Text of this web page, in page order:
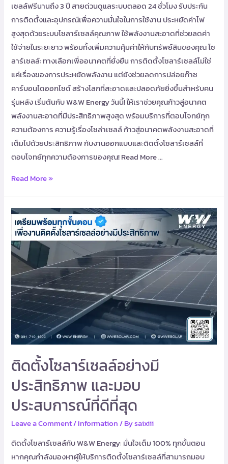
เซลล์ฟรีนานถึง 3 ปี สายด่วนดูแลระบบตลอด 24 ชั่วโมง รับประกัน
การติดตั้งและอุปกรณ์เพื่อความมั่นใจในการใช้งาน ประหยัดค่าไฟ
สูงสุดด้วยระบบโซลาร์เซลล์คุณภาพ ใช้พลังงานสะอาดที่ช่วยลดค่า
ใช้จ่ายในระยะยาว พร้อมทั้งเพิ่มความคุ้มค่าให้กับทรัพย์สินของคุณ โซ
ลาร์เซลล์: ทางเลือกเพื่ออนาคตที่ยั่งยืน การติดตั้งโซลาร์เซลล์ไม่ใช่
แค่เรื่องของการประหยัดพลังงาน แต่ยังช่วยลดการปล่อยก๊าซ
คาร์บอนไดออกไซด์ สร้างโลกที่สะอาดและปลอดภัยยิ่งขึ้นสำหรับคน
รุ่นหลัง เริ่มต้นกับ W&W Energy วันนี้! ให้เราช่วยคุณก้าวสู่อนาคต
พลังงานสะอาดที่มีประสิทธิภาพสูงสุด พร้อมบริการที่ตอบโจทย์ทุก
ความต้องการ ความรู้เรื่องโซล่าเซลล์ ก้าวสู่อนาคตพลังงานสะอาดที่
เต็มไปด้วยประสิทธิภาพ กับงานออกแบบและติดตั้งโซลาร์เซลล์ที่
ตอบโจทย์ทุกความต้องการของคุณ! Read More …
Read More »
ติดตั้งโซลาร์เซลล์อย่างมี
ประสิทธิภาพ และมอบ
ประสบการณ์ที่ดีที่สุด
Leave a Comment/Information/ Bysaixiii
ติดตั้งโซลาร์เซลล์กับ W&W Energy: มั่นใจเต็ม 100% ทุกขั้นตอน
หากคุณกำลังมองหาผู้ให้บริการติดตั้งโซลาร์เซลล์ที่สามารถมอบ
ติด
ตั้ง
โซ
ลาร์
เซลล์
อย่าง
มี
ประสิทธิภาพ
และ
มอบ
ที่
ที่สุด